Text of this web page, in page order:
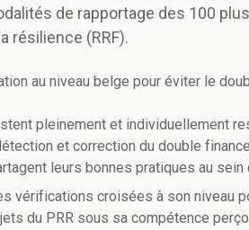
de rapportage des 100
résilience (RRF).
au niveau belge pour éviter le
pleinement et individuellement
et correction du double
leurs bonnes pratiques au
vérifications croisées à son niveau
du PRR sous sa compétence